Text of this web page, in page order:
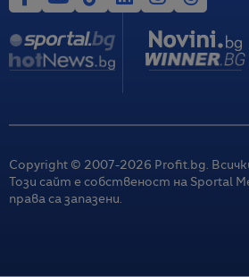
Copyright © 2007-2026 Profit.bg.
Този сайт е собственост на Sportal
права са запазени.